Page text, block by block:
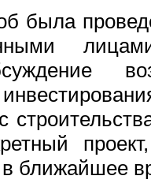
была
ближайшее